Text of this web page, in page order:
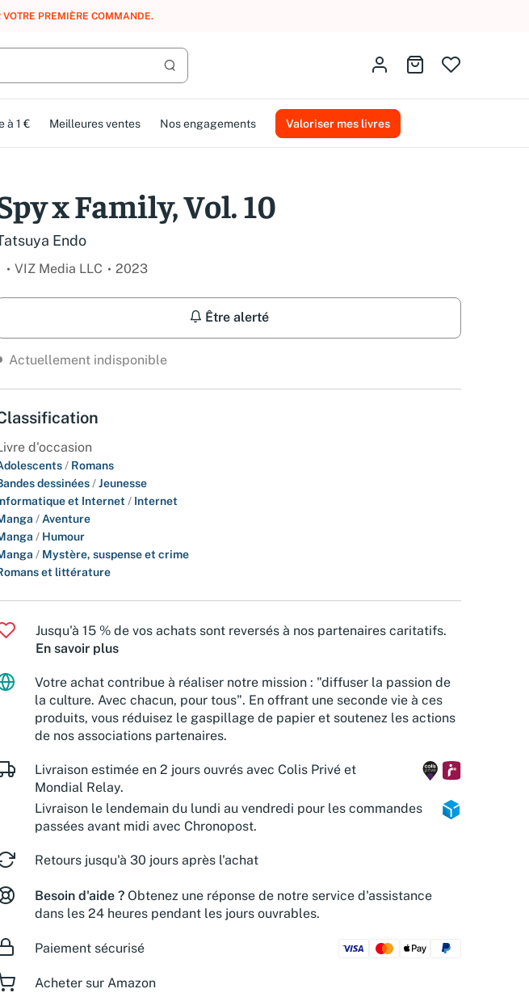
GRATUITEMENT LE CLUB AMMAREAL.
Lancer la recherche
Identifiez-vousAller au panier
à 1 € Meilleures ventes Nos engagements Valoriser mes livres
x Family, Vol. 10
Endo
VIZ Media LLC 2023
Être alerté
Actuellement indisponible
d'occasion
/ Romans
dessinées /Jeunesse
et Internet / Internet
/ Aventure
/ Humour
/ Mystère, suspense et crime
et littérature
Jusqu'à 15 % de vos achats sont reversés à nos partenaires caritatifs.
En savoir plus
Votre achat contribue à réaliser notre mission : "diffuser la passion de
la culture. Avec chacun, pour tous". En offrant une seconde vie à ces
produits, vous réduisez le gaspillage de papier et soutenez les actions
de nos associations partenaires.
Livraison estimée en 2 jours ouvrés avec Colis Privé et
Mondial Relay.
Livraison le lendemain du lundi au vendredi pour les commandes
passées avant midi avec Chronopost.
Retours jusqu'à 30 jours après l'achat
Besoin d'aide ? Obtenez une réponse de notre service d'assistance
dans les 24 heures pendant les jours ouvrables.
Paiement sécurisé
Acheter sur Amazon